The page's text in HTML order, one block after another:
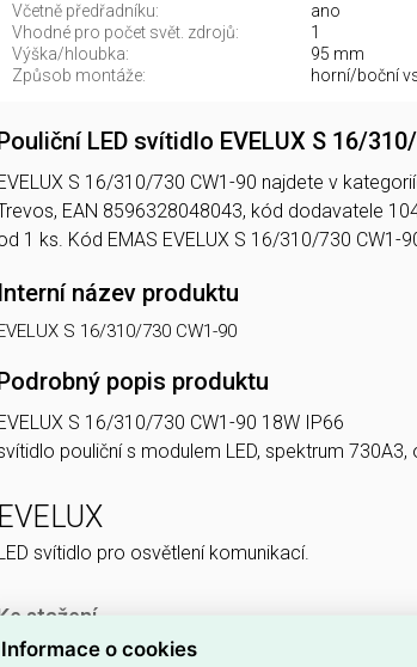
Včetně předřadníku:
ano
Vhodné pro počet svět. zdrojů:
1
Výška/hloubka:
95 mm
Způsob montáže:
horní/boční
LED svítidlo EVELUX S 16/
S 16/310/730 CW1-90 najdete v
EAN 8596328048043, kód dodavatele
1 ks. Kód EMAS EVELUX S 16/310/730 CW1-
Interní název produktu
S 16/310/730 CW1-90
popis produktu
S 16/310/730 CW1-90 18W IP66
pouliční s modulem LED, spektrum
EVELUX
svítidlo pro osvětlení komunikací.
stažení
Katalogový list
Informace o cookies